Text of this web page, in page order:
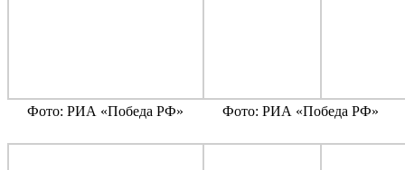
Фото: РИА «Победа РФ» Фото: РИА «Победа РФ»